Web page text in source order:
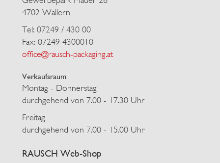
4702 Wallern
Tel: 07249 / 430 00
Fax: 07249 4300010
office@rausch-packaging.at
Verkaufsraum
Montag - Donnerstag
durchgehend von 7.00 - 17.30 Uhr
Freitag
durchgehend von 7.00 - 15.00 Uhr
RAUSCH Web-Shop